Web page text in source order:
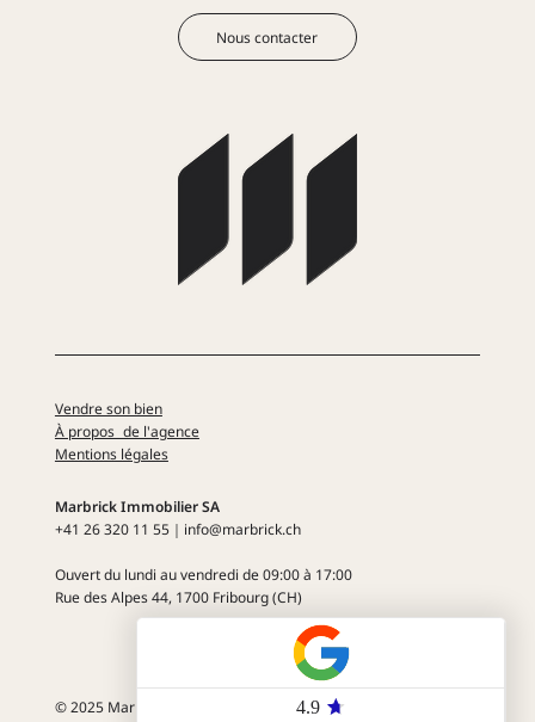
Nous contacter
Marbrick Immobilier SA
+41 26 320 11 55​​｜info@marbrick.ch
Ouvert du lundi au vendredi de 09:00 à 17:00
Rue des Alpes 44, 1700 Fribourg (CH)
Vendre son bien
À propos de l'agence
Mentions légales
© 2025 Marbrick Immobilier SA. Tout droit réservé.